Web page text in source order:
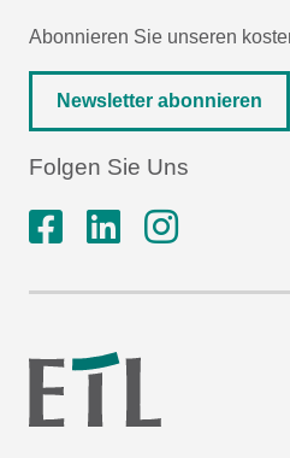
Abonnieren Sie unseren
Newsletter abonnieren
Folgen Sie Uns